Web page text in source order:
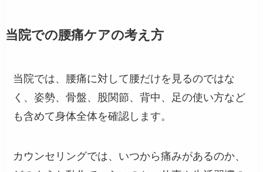
当院での腰痛ケアの考え方
当院では、腰痛に対して腰だけを見るのではな
く、姿勢、骨盤、股関節、背中、足の使い方など
も含めて身体全体を確認します。
カウンセリングでは、いつから痛みがあるのか、